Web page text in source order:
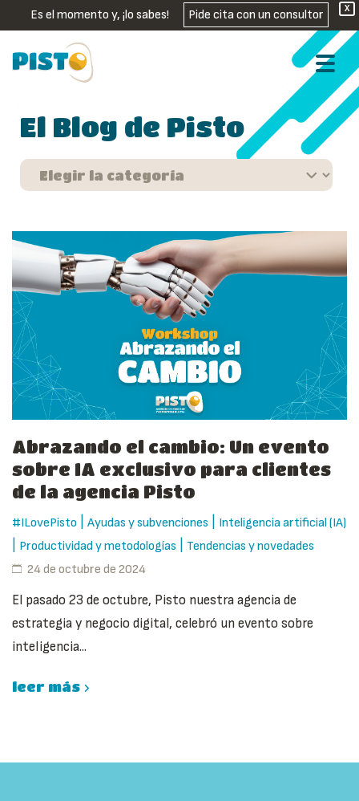
X
Es el momento y, ¡lo sabes! Pide cita con un consultor
El Blog de Pisto
Abrazando el cambio: Un evento
sobre IA exclusivo para clientes
de la agencia Pisto
#ILovePisto Ayudas y subvenciones Inteligencia artificial (IA)
Productividad y metodologías
Tendencias y novedades
24 de octubre de 2024
El pasado 23 de octubre, Pisto nuestra agencia de
estrategia y negocio digital, celebró un evento sobre
inteligencia...
leer más